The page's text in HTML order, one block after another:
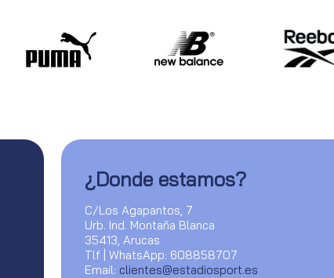
¿Donde estamos?
C/Los Agapantos, 7
Urb. Ind. Montaña Blanca
35413, Arucas
Tlf | WhatsApp: 608858707
Email: clientes@estadiosport.es